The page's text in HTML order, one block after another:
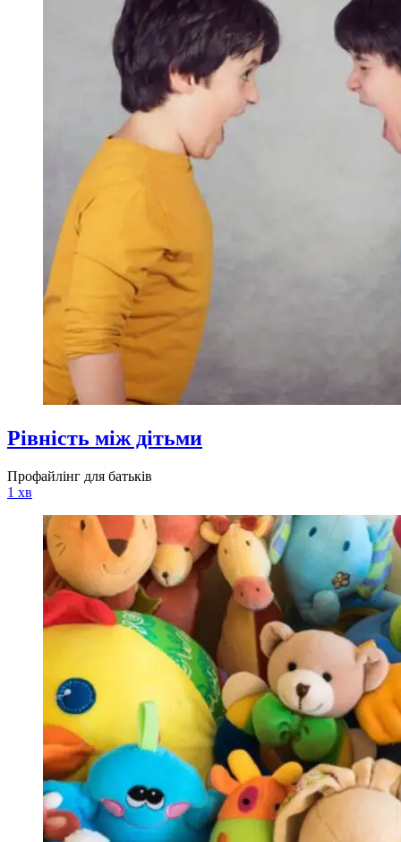
Рівність між дітьми
Профайлінг для батьків
1 хв